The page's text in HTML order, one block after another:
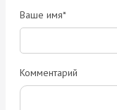
Ваше имя*
Комментарий